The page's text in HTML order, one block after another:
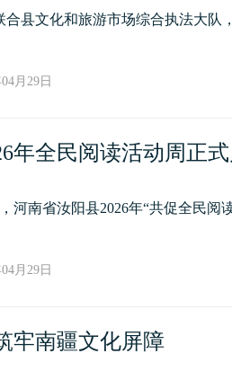
合县文化和旅游市场综合执法大
月29日
年全民阅读活动周正
河南省汝阳县2026年“共促全民
月29日
牢南疆文化屏障